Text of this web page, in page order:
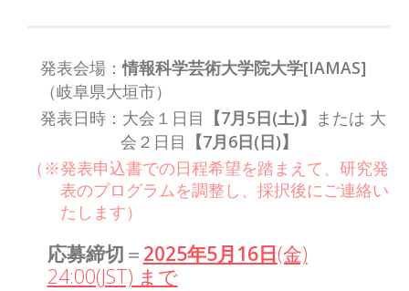
発表会場：情報科学芸術大学院大学[IAMAS]
（岐阜県大垣市）
発表日時：大会１日目 【7月5日(土)】 または 大
会２日目 【7月6日(日)】
（※発表申込書での日程希望を踏まえて、研究発
表のプログラムを調整し、採択後にご連絡い
たします）
応募締切 ＝ 2025年5月16日(金)
24:00(JST) まで